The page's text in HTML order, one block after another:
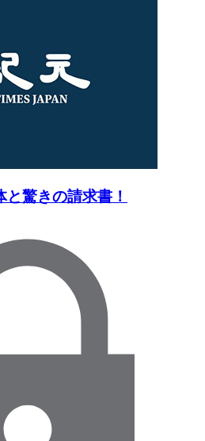
驚きの請求書！